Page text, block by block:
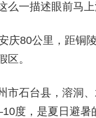
一描述眼前马上
80公里，距铜
区。
石台县，溶洞、
度，是夏日避暑